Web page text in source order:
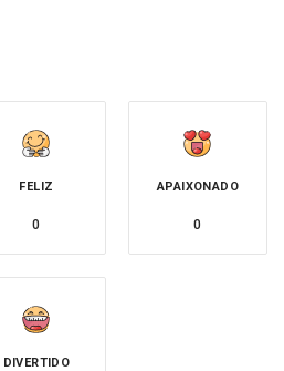
FELIZ
0
APAIXONADO
0
DIVERTIDO